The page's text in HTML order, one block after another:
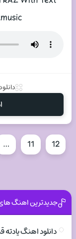
… 11
12
جدیدترین اهنگ
دانلود اهنگ